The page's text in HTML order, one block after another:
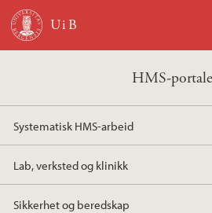
Hopp til hovedinnhold
HMS-
Systematisk HMS-arbeid
Lab, verksted og klinikk
Sikkerhet og beredskap